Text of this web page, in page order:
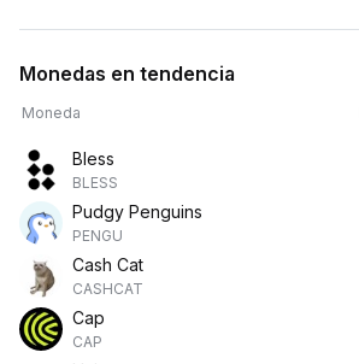
Monedas en tendencia
Moneda
Bless
BLESS
Pudgy Penguins
PENGU
Cash Cat
CASHCAT
Cap
CAP